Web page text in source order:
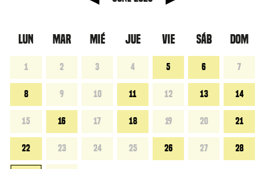
LUN MAR MIÉ JUE VIE SÁB DOM
1 2 3 4 5 6 7
8 9 10 11 12 13 14
15 16 17 18 19 20 21
22 23 24 25 26 27 28